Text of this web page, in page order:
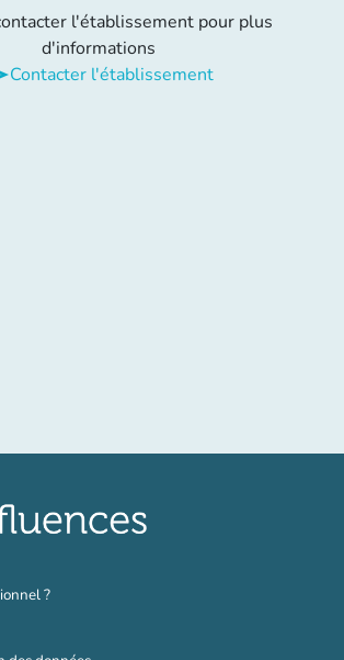
l'établissement pour plus
d'informations
Contacter l'établissement
?(nouvel onglet)